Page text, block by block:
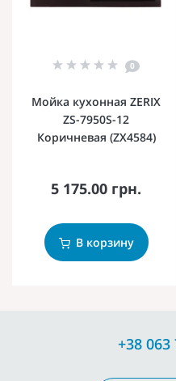
0
Мойка кухонная ZERIX
ZS-7950S-12
Коричневая (ZX4584)
5 175.00 грн.
В корзину
+38 063